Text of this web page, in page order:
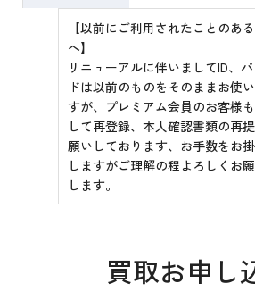
【以前にご利用されたことのあ
へ】
リニューアルに伴いましてID、
ドは以前のものをそのままお使
すが、プレミアム会員のお客様
して再登録、本人確認書類の再
願いしております、お手数をお
しますがご理解の程よろしくお
します。
買取お申し